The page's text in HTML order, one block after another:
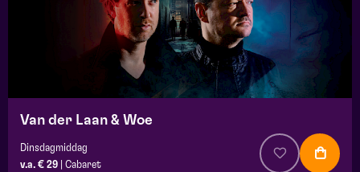
Van der Laan & Woe
Dinsdagmiddag
v.a. € 29
Cabaret